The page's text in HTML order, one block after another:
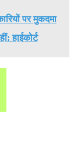
पर मुकदमा
हाईकोर्ट